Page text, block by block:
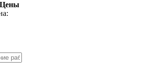
Цены